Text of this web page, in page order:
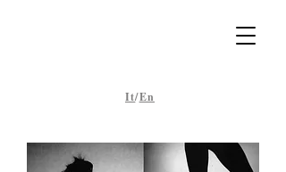
It/En